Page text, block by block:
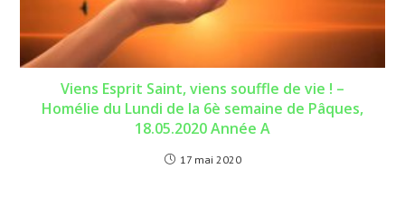
Viens Esprit Saint, viens souffle de vie ! –
Homélie du Lundi de la 6è semaine de Pâques,
18.05.2020 Année A
17 mai 2020